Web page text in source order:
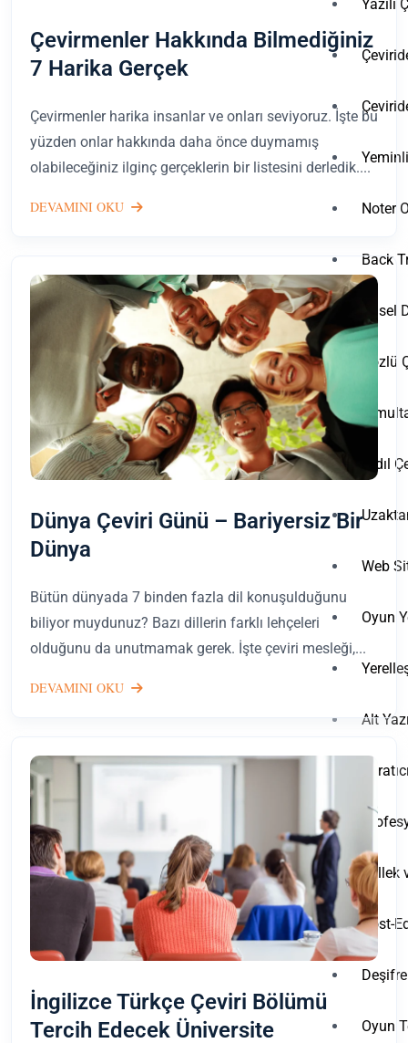
Yazılı
Noter
Back
Dilsel
Sözlü
Ardıl
Web
Oyun
Alt
Bellek
Post-
Deşifre
Oyun
Çevirmenler Hakkında Bilmediğiniz
7 Harika Gerçek
Çevirmenler harika insanlar ve onları seviyoruz. İşte bu
yüzden onlar hakkında daha önce duymamış
olabileceğiniz ilginç gerçeklerin bir listesini derledik....
DEVAMINI OKU
Dünya Çeviri Günü – Bariyersiz Bir
Dünya
Bütün dünyada 7 binden fazla dil konuşulduğunu
biliyor muydunuz? Bazı dillerin farklı lehçeleri
olduğunu da unutmamak gerek. İşte çeviri mesleği,...
DEVAMINI OKU
İngilizce Türkçe Çeviri Bölümü
Tercih Edecek Üniversite